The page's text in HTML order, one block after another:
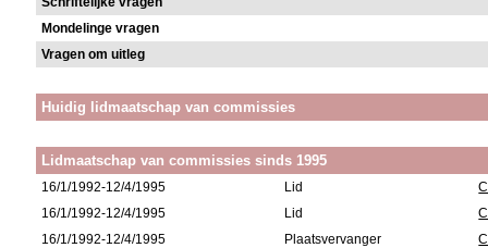
Mondelinge vragen
Vragen om uitleg
Huidig lidmaatschap van commissies
Lidmaatschap van commissies sinds 1995
16/1/1992-12/4/1995 Lid
16/1/1992-12/4/1995
Lid
16/1/1992-12/4/1995
Plaatsvervanger